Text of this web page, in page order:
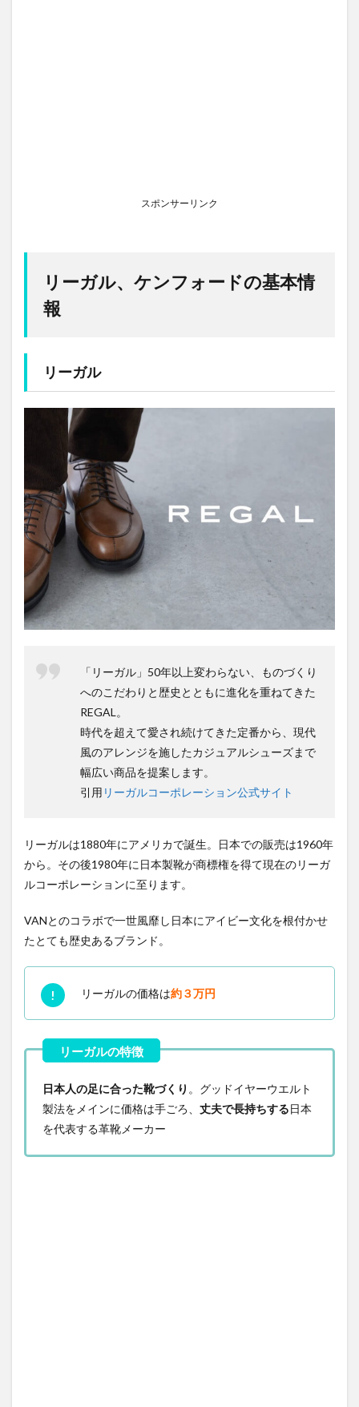
スポンサーリンク
リーガル、ケンフォードの基本情
報
リーガル
「リーガル」50年以上変わらない、ものづくり
へのこだわりと歴史とともに進化を重ねてきた
REGAL。
時代を超えて愛され続けてきた定番から、現代
風のアレンジを施したカジュアルシューズまで
幅広い商品を提案します。
引用 リーガルコーポレーション公式サイト
リーガルは1880年にアメリカで誕生。日本での販売は1960年
から。その後1980年に日本製靴が商標権を得て現在のリーガ
ルコーポレーションに至ります。
VANとのコラボで一世風靡し日本にアイビー文化を根付かせ
たとても歴史あるブランド。
リーガルの価格は約３万円
日本人の足に合った靴づくり 。グッドイヤーウエルト
製法をメインに価格は手ごろ、 丈夫で長持ちする日本
を代表する革靴メーカー